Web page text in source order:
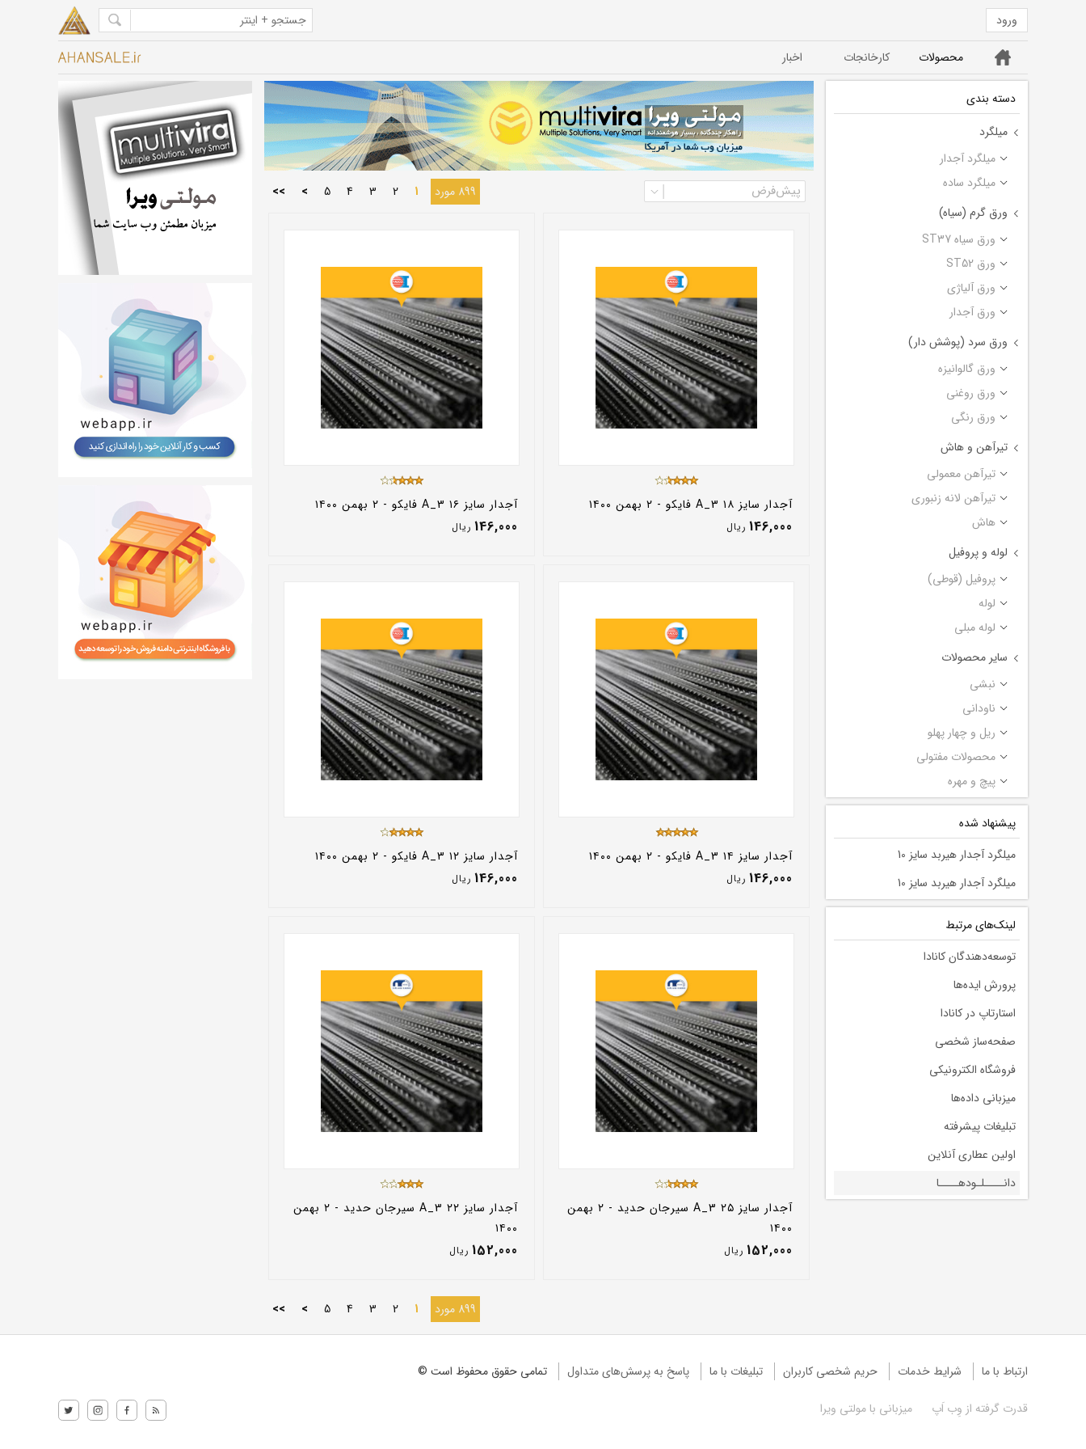
ورود
خانه محصولات کارخانجات اخبار
دسته بندی
میلگرد
میلگرد آجدار
میلگرد ساده
ورق گرم (سیاه)
ورق سیاه ST37
ورق ST52
ورق آلیاژی
ورق آجدار
ورق سرد (پوشش دار)
ورق گالوانیزه
ورق روغنی
ورق رنگی
تیرآهن و هاش
تیرآهن معمولی
تیرآهن لانه زنبوری
هاش
لوله و پروفیل
پروفیل (قوطی)
لوله
لوله مبلی
سایر محصولات
نبشی
ناودانی
ریل و چهار پهلو
محصولات مفتولی
پیچ و مهره
پیشنهاد شده
میلگرد آجدار هیربد سایز 10
میلگرد آجدار هیربد سایز 10
لينك‌های مرتبط
توسعه‌دهندگان کانادا
پرورش ایده‌ها
استارتاپ در کانادا
صفحه‌ساز شخصی
فروشگاه الکترونیکی
میزبانی داده‌ها
تبلیغات پیشرفته
اولین عطاری آنلاین
دانــــلـودهــــا
899 مورد 1
2
3
4
5
>
>>
آجدار سایز ۱۸ A_3 فایکو - ۲ بهمن ۱۴۰۰
146,000 ريال
آجدار سایز ۱۴ A_3 فایکو - ۲ بهمن ۱۴۰۰
146,000 ريال
آجدار سایز ۲۵ A_3 سیرجان حدید - ۲ بهمن
۱۴۰۰
152,000 ريال
آجدار سایز ۱۶ A_3 فایکو - ۲ بهمن ۱۴۰۰
146,000 ريال
آجدار سایز ۱۲ A_3 فایکو - ۲ بهمن ۱۴۰۰
146,000 ريال
آجدار سایز ۲۲ A_3 سیرجان حدید - ۲ بهمن
۱۴۰۰
152,000 ريال
899 مورد 1
2
3
4
5
>
>>
ارتباط با ما شرایط خدمات حريم شخصی كاربران تبليغات با ما پاسخ به پرسش‌های متداول تمامی حقوق محفوظ است ©
قدرت گرفته از وِب اَپ میزبانی با مولتی ویرا